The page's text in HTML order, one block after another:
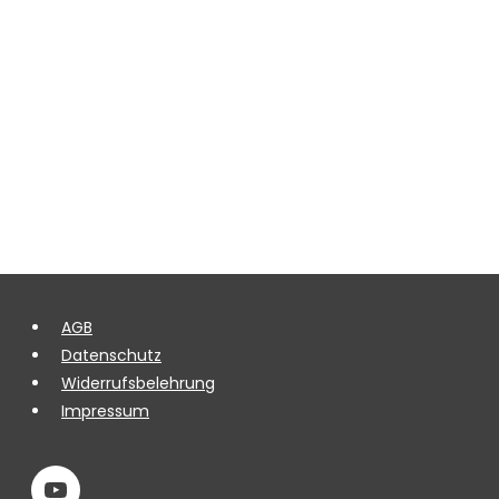
AGB
Datenschutz
Widerrufsbelehrung
Impressum
youTube